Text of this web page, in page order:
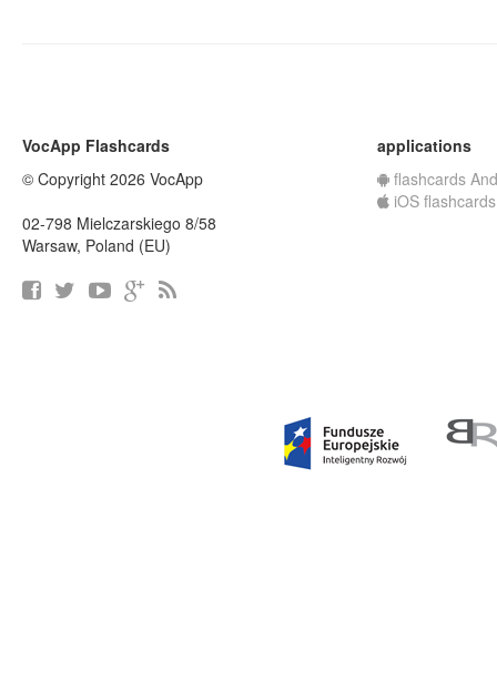
VocApp Flashcards
© Copyright 2026 VocApp
02-798 Mielczarskiego 8/58
Warsaw, Poland (EU)
applications
flashcards
iOS flashcards